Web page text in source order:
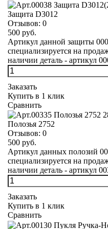
Защита D3012
Отзывов: 0
500 руб.
Артикул данной защиты
специализируется на
наличии деталь - артикул
Заказать
Купить в 1 клик
Сравнить
Полозья 2752
Отзывов: 0
500 руб.
Артикул данных полозий
специализируется на
наличии деталь - артикул
Заказать
Купить в 1 клик
Сравнить